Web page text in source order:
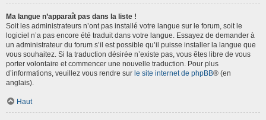
Ma langue n’apparaît pas dans la liste !
Soit les administrateurs n’ont pas installé votre langue sur le forum, soit le
logiciel n’a pas encore été traduit dans votre langue. Essayez de demander à
un administrateur du forum s’il est possible qu’il puisse installer la langue que
vous souhaitez. Si la traduction désirée n’existe pas, vous êtes libre de vous
porter volontaire et commencer une nouvelle traduction. Pour plus
d’informations, veuillez vous rendre sur le site internet de phpBB® (en
anglais).
Haut